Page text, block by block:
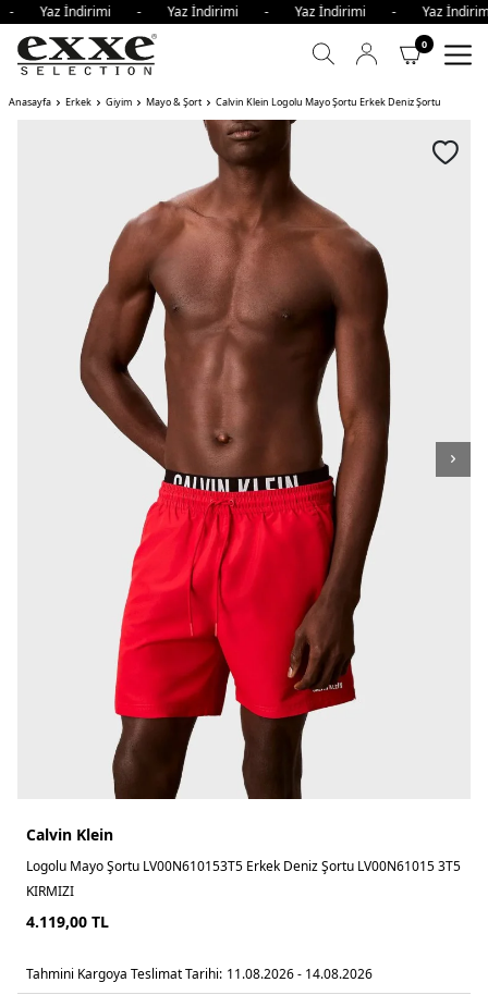
Yaz İndirimi - Yaz İndirimi - Yaz İndirimi - Yaz
0
Anasayfa Erkek Giyim Mayo & Şort Calvin Klein Logolu Mayo Şortu Erkek Deniz Şortu
Calvin Klein
Logolu Mayo Şortu LV00N610153T5 Erkek Deniz Şortu LV00N61015 3T5
KIRMIZI
4.119,00 TL
Tahmini Kargoya Teslimat Tarihi: 11.08.2026 - 14.08.2026